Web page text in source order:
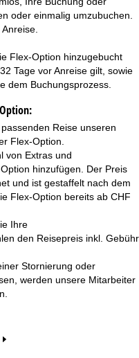
oder einmalig umzubuchen.
Flex-Option hinzugebucht
Tage vor Anreise gilt, sowie
dem Buchungsprozess.
Reise unseren
Flex-Option.
von Extras und
hinzufügen. Der Preis
und ist gestaffelt nach dem
Flex-Option bereits ab CHF
Ihre
den Reisepreis inkl. Gebühr
Stornierung oder
werden unsere Mitarbeiter